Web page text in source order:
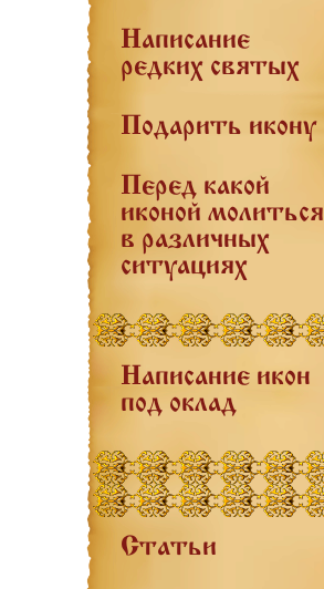
Написание
редких святых
Подарить икону
Перед какой
иконой молиться
в различных
ситуациях
Написание икон
под оклад
Статьи